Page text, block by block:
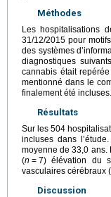
Méthodes
Les hospitalisations
31/12/2015 pour
des systèmes
diagnostiques
cannabis était
mentionné dans le
finalement été incluses.
Résultats
Sur les 504
incluses dans
moyenne de 33,0 ans.
(n = 7) élévation du
vasculaires cérébraux (
Discussion